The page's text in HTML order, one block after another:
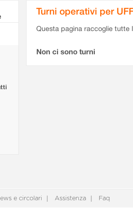
Turni operativi per
Questa pagina raccoglie tutte
Non ci sono turni
e circolari Assistenza Faq